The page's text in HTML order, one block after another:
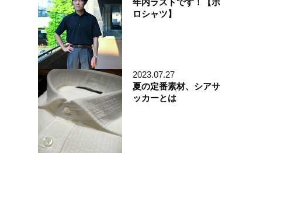
年内ラストです！【ポ
ロシャツ】
2023.07.27
夏の定番素材、シアサ
ッカーとは